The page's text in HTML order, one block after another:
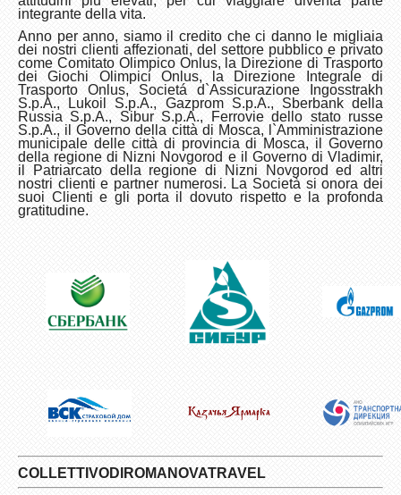
integrante della vita.
Anno per anno, siamo il credito che ci danno le migliaia
dei nostri clienti affezionati, del settore pubblico e privato
come Comitato Olimpico Onlus, la Direzione di Trasporto
dei Giochi Olimpici Onlus, la Direzione Integrale di
Trasporto Onlus, Societá d`Assicurazione Ingosstrakh
S.p.A., Lukoil S.p.A., Gazprom S.p.A., Sberbank della
Russia S.p.A., Sibur S.p.A., Ferrovie dello stato russe
S.p.A., il Governo della città di Mosca, l`Amministrazione
municipale delle città di provincia di Mosca, il Governo
della regione di Nizni Novgorod e il Governo di Vladimir,
il Patriarcato della regione di Nizni Novgorod ed altri
nostri clienti e partner numerosi. La Società si onora dei
suoi Clienti e gli porta il dovuto rispetto e la profonda
gratitudine.
COLLETTIVODI ROMANOVATRAVEL